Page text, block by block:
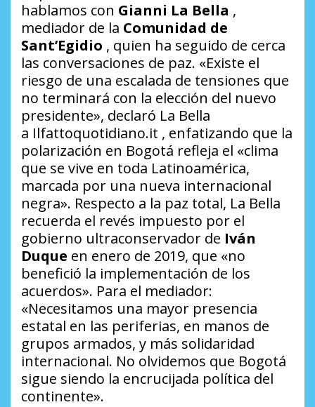
hablamos con Gianni La Bella ,
mediador de la Comunidad de
Sant’Egidio , quien ha seguido de cerca
las conversaciones de paz. «Existe el
riesgo de una escalada de tensiones que
no terminará con la elección del nuevo
presidente», declaró La Bella
a Ilfattoquotidiano.it , enfatizando que la
polarización en Bogotá refleja el «clima
que se vive en toda Latinoamérica,
marcada por una nueva internacional
negra». Respecto a la paz total, La Bella
recuerda el revés impuesto por el
gobierno ultraconservador de Iván
Duque en enero de 2019, que «no
benefició la implementación de los
acuerdos». Para el mediador:
«Necesitamos una mayor presencia
estatal en las periferias, en manos de
grupos armados, y más solidaridad
internacional. No olvidemos que Bogotá
sigue siendo la encrucijada política del
continente».